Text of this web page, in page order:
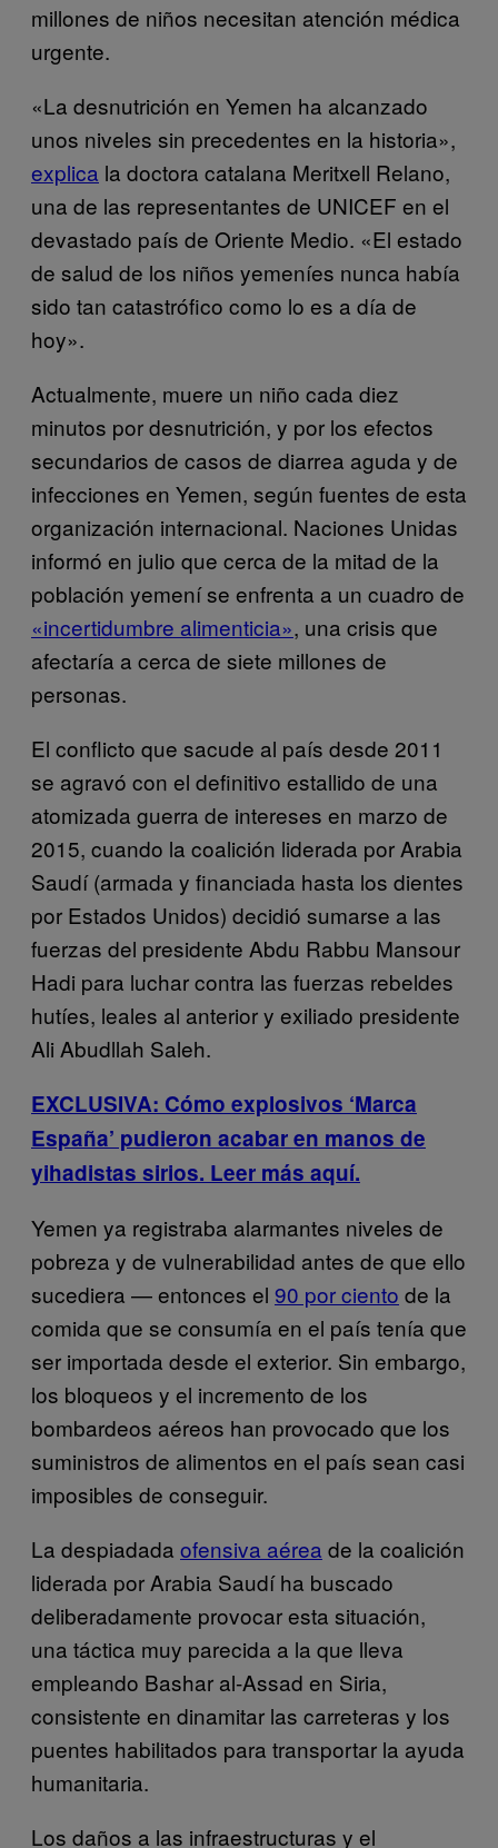
millones de niños necesitan atención médica
urgente.
«La desnutrición en Yemen ha alcanzado
unos niveles sin precedentes en la historia»,
explica la doctora catalana Meritxell Relano,
una de las representantes de UNICEF en el
devastado país de Oriente Medio. «El estado
de salud de los niños yemeníes nunca había
sido tan catastrófico como lo es a día de
hoy».
Actualmente, muere un niño cada diez
minutos por desnutrición, y por los efectos
secundarios de casos de diarrea aguda y de
infecciones en Yemen, según fuentes de esta
organización internacional. Naciones Unidas
informó en julio que cerca de la mitad de la
población yemení se enfrenta a un cuadro de
«incertidumbre alimenticia», una crisis que
afectaría a cerca de siete millones de
personas.
El conflicto que sacude al país desde 2011
se agravó con el definitivo estallido de una
atomizada guerra de intereses en marzo de
2015, cuando la coalición liderada por Arabia
Saudí (armada y financiada hasta los dientes
por Estados Unidos) decidió sumarse a las
fuerzas del presidente Abdu Rabbu Mansour
Hadi para luchar contra las fuerzas rebeldes
hutíes, leales al anterior y exiliado presidente
Ali Abudllah Saleh.
EXCLUSIVA: Cómo explosivos ‘Marca
España’ pudieron acabar en manos de
yihadistas sirios. Leer más aquí.
Yemen ya registraba alarmantes niveles de
pobreza y de vulnerabilidad antes de que ello
sucediera — entonces el 90 por ciento de la
comida que se consumía en el país tenía que
ser importada desde el exterior. Sin embargo,
los bloqueos y el incremento de los
bombardeos aéreos han provocado que los
suministros de alimentos en el país sean casi
imposibles de conseguir.
La despiadada ofensiva aérea de la coalición
liderada por Arabia Saudí ha buscado
deliberadamente provocar esta situación,
una táctica muy parecida a la que lleva
empleando Bashar al-Assad en Siria,
consistente en dinamitar las carreteras y los
puentes habilitados para transportar la ayuda
humanitaria.
Los daños a las infraestructuras y el